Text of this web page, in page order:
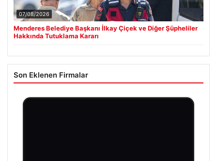
07/08/2026
Menderes Belediye Başkanı İlkay Çiçek ve Diğer Şüpheliler
Hakkında Tutuklama Kararı
Son Eklenen Firmalar